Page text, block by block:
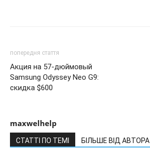
попередня стаття
Акция на 57-дюймовый
Samsung Odyssey Neo G9:
скидка $600
maxwelhelp
СТАТТІ ПО ТЕМІ БІЛЬШЕ ВІД АВТОРА